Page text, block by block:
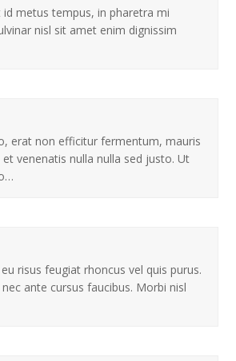
metus tempus, in pharetra mi
nisl sit amet enim dignissim
erat non efficitur fermentum, mauris
venenatis nulla nulla sed justo. Ut
risus feugiat rhoncus vel quis purus.
ante cursus faucibus. Morbi nisl